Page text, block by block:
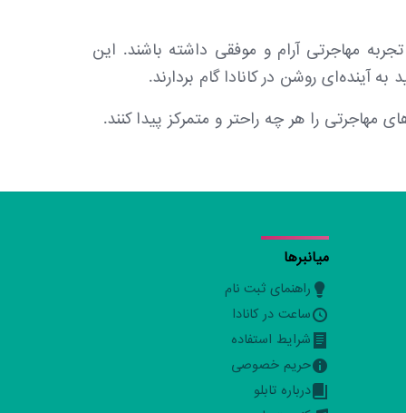
مهاجرتی آرام و موفقی داشته باشند. این
آینده‌ای روشن در کانادا گام بردارند.
را هر چه راحتر و متمرکز پیدا کنند.
میانبرها
راهنمای ثبت نام
ساعت در کانادا
شرایط استفاده
حریم خصوصی
درباره تابلو